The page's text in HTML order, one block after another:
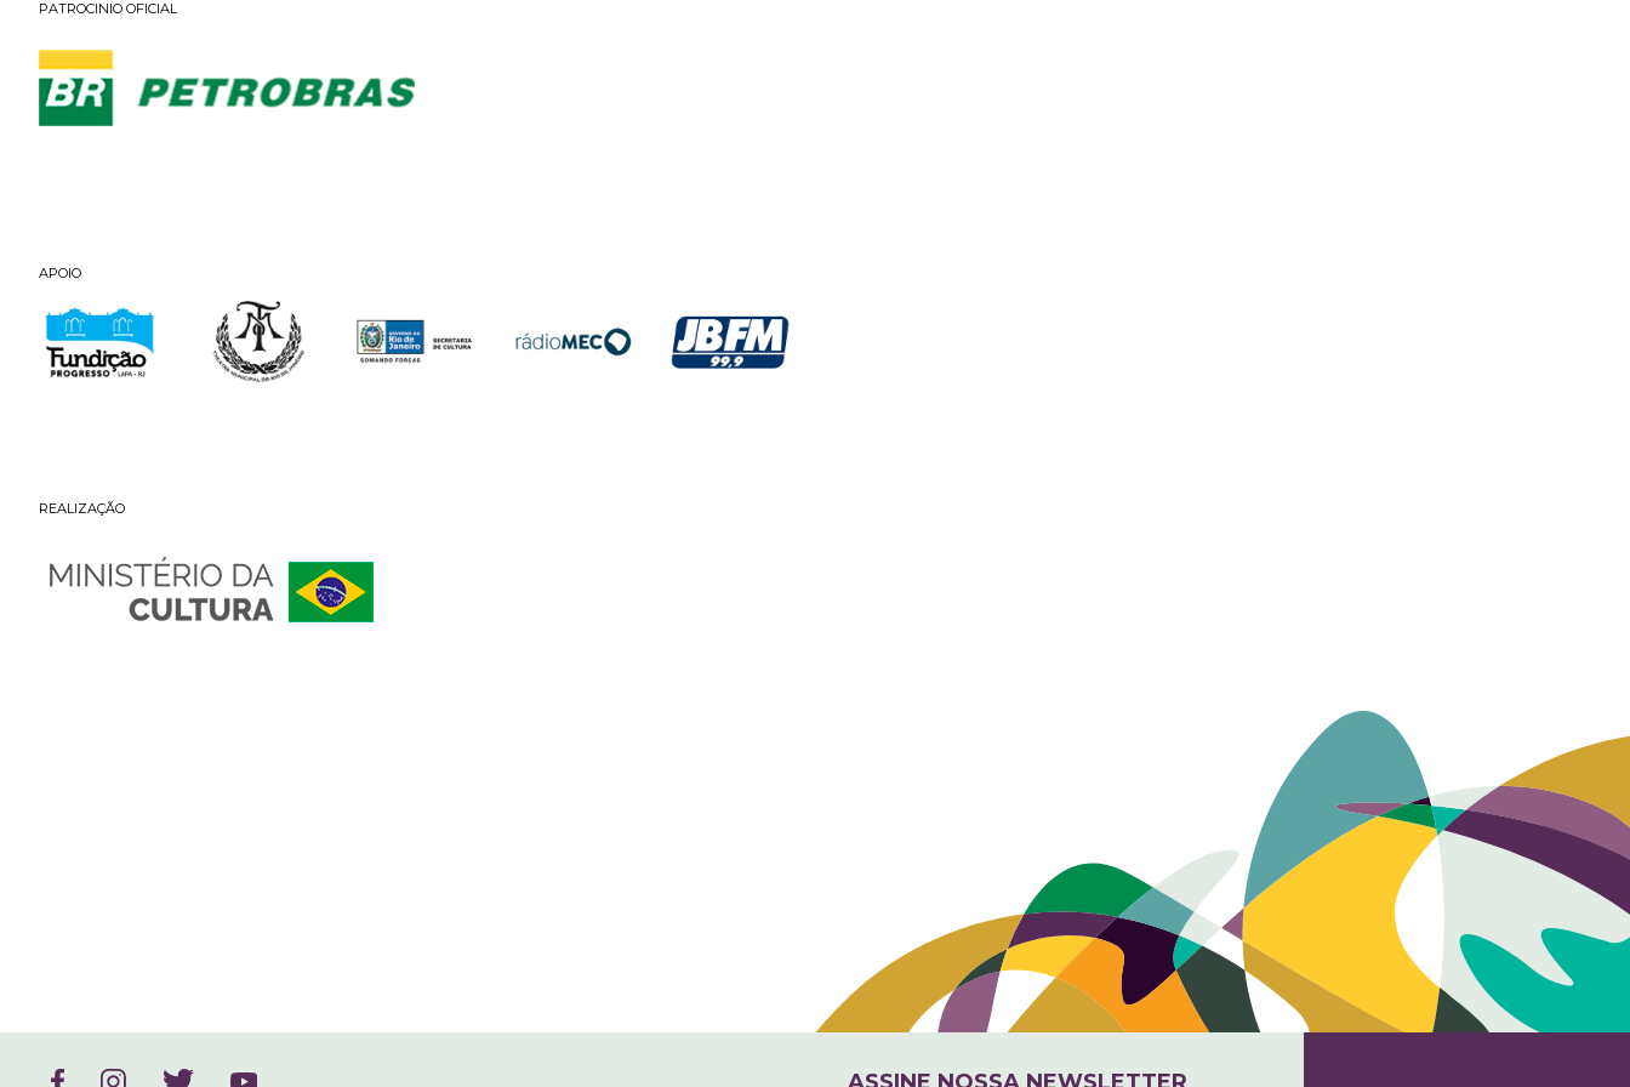
PATROCINIO OFICIAL
APOIO
REALIZAÇÃO